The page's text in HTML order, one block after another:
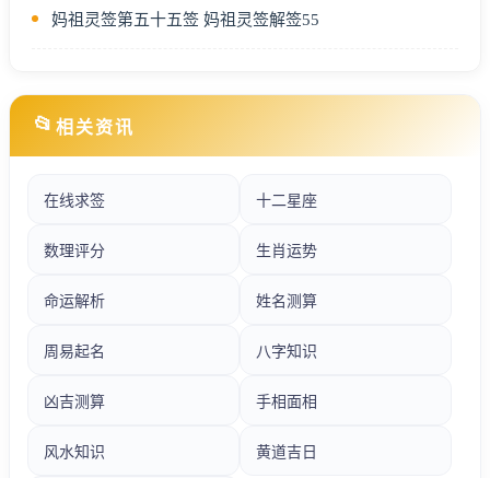
妈祖灵签第五十五签 妈祖灵签解签55
📂 相关资讯
在线求签 十二星座
数理评分 生肖运势
命运解析 姓名测算
周易起名 八字知识
凶吉测算 手相面相
风水知识 黄道吉日